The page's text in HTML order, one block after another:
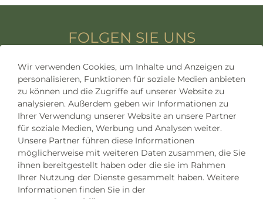
FOLGEN SIE UNS
Musikkapelle Roppen
Wir verwenden Cookies, um Inhalte und Anzeigen zu
personalisieren, Funktionen für soziale Medien anbieten
zu können und die Zugriffe auf unserer Website zu
analysieren. Außerdem geben wir Informationen zu
Ihrer Verwendung unserer Website an unsere Partner
für soziale Medien, Werbung und Analysen weiter.
Unsere Partner führen diese Informationen
möglicherweise mit weiteren Daten zusammen, die Sie
ihnen bereitgestellt haben oder die sie im Rahmen
Ihrer Nutzung der Dienste gesammelt haben. Weitere
Informationen finden Sie in der